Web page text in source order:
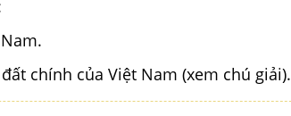
chính của Việt Nam (xem chú giải).